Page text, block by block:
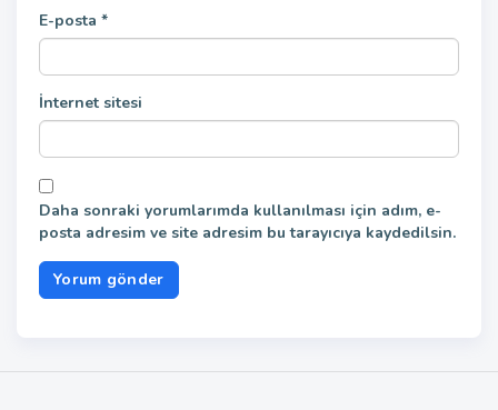
E-posta *
İnternet sitesi
Daha sonraki yorumlarımda kullanılması için adım, e-
posta adresim ve site adresim bu tarayıcıya kaydedilsin.